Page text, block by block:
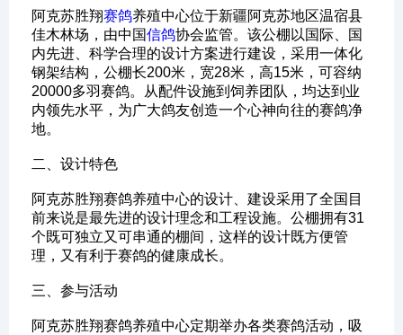
阿克苏胜翔赛鸽养殖中心位于新疆阿克苏地区温宿县
佳木林场，由中国信鸽协会监管。该公棚以国际、国
内先进、科学合理的设计方案进行建设，采用一体化
钢架结构，公棚长200米，宽28米，高15米，可容纳
20000多羽赛鸽。从配件设施到饲养团队，均达到业
内领先水平，为广大鸽友创造一个心神向往的赛鸽净
地。
‌二、设计特色‌
阿克苏胜翔赛鸽养殖中心的设计、建设采用了全国目
前来说是最先进的设计理念和工程设施。公棚拥有31
个既可独立又可串通的棚间，这样的设计既方便管
理，又有利于赛鸽的健康成长。
‌三、参与活动‌
阿克苏胜翔赛鸽养殖中心定期举办各类赛鸽活动，吸